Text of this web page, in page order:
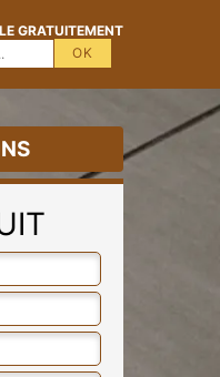
GRATUITEMENT